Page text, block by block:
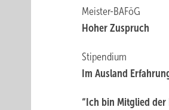
Meister-BAFöG
Hoher Zuspruch
Stipendium
Im Ausland
“Ich bin Mitglied